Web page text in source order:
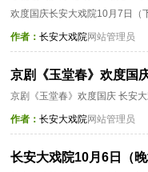
欢度国庆长安大戏院10月7日（
作者： 长安大戏院网站管理员
京剧《玉堂春》欢度国
京剧《玉堂春》欢度国庆 长安
作者： 长安大戏院网站管理员
长安大戏院10月6日（